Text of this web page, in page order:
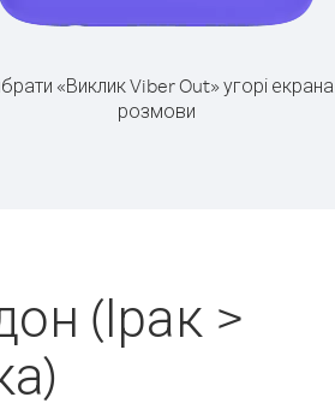
«Виклик Viber Out» угорі екрана
розмови
(Ірак >